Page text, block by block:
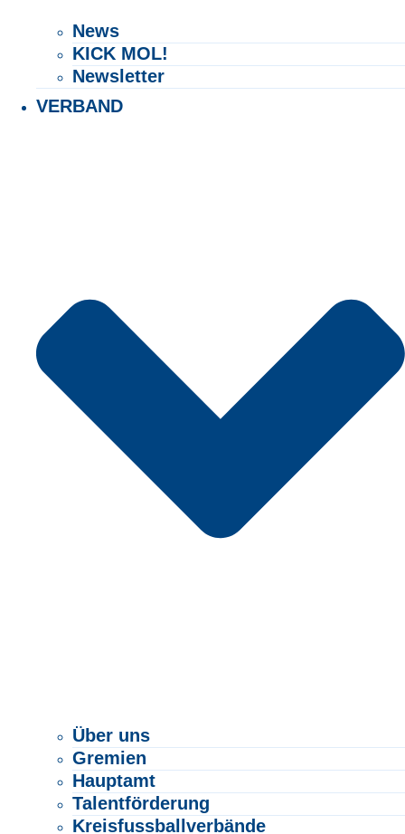
News
KICK MOL!
Newsletter
VERBAND
Über uns
Gremien
Hauptamt
Talentförderung
Kreisfussballverbände